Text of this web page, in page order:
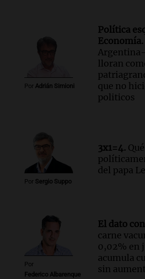
Juicio por la tragedia
Cumbres: un bombero
el manejo de la ambulancia
Audio.Avanza el juicio por
las Altas Cumbres en
Audio.
Detención de joven
EE.UU. durante el Mundial
preocupación y
Noticias
Por Adrián Simioni
Política
Economía.
lloran
que no
politicos
Por Sergio Suppo
3x1=4.
del papa
Por
Federico Albarenque
El dato
carne
0,02% en
acumula
sin